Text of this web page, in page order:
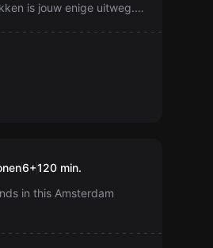
is jouw enige uitweg.
Adventure
6+120 min.
in this Amsterdam